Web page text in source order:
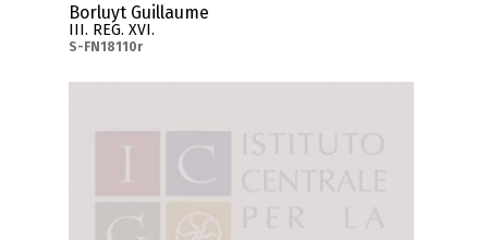
Borluyt Guillaume
III. REG. XVI.
S-FN18110r